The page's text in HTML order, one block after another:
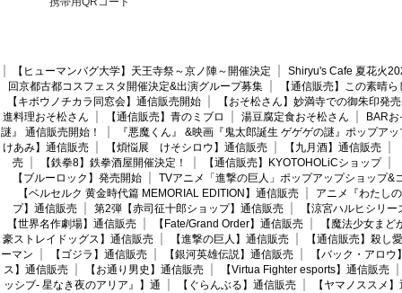
【ヒューマンバグ大学】天王寺祭～京ノ陣～開催決定
Shiryu's Cafe 夏花火
回京都古都コスフェスタ開催決定&出演グループ募集
【通信販売】この素晴
【キボウノチカラ同窓会】通信販売開始
【おそ松さん】妙満寺での御朱印発売
進料理おそ松さん
【通信販売】青のミブロ 湯豆腐定食おそ松さん
BAR
謎』 通信販売開始！
『悪魔くん』 &映画『鬼太郎誕生 ゲゲゲの謎』ポップア
けあみ】通信販売
【煩悩展 けそシロウ】通信販売 【九月酒】通信販売
売
【鉄拳8】鉄拳酒屋開催決定！ 【通信販売】KYOTOHOLiCショップ
【ブルーロック】発売開始
TVアニメ「進撃の巨人」ポップアップショップ&
【ベルセルク 黄金時代篇 MEMORIAL EDITION】通信販売
アニメ『わたし
プ】通信販売
第2弾【赤司征十郎ショップ】通信販売
【涼宮ハルヒシリ
【世界名作劇場】通信販売
【Fate/Grand Order】通信販売
【魔法少女ま
豪ストレイドッグス】通信販売
【進撃の巨人】通信販売
【通信販売】殺し愛
ーマン
【ゴジラ】通信販売 【銀河英雄伝説】通信販売
【バック・アロウ
ス】通信販売
【お通り男史】通信販売
【Virtua Fighter esports】通信販売
ッシブ- 星なき夜のアリア』】通
【ぐらんぶる】通信販売
【ヤマノススメ